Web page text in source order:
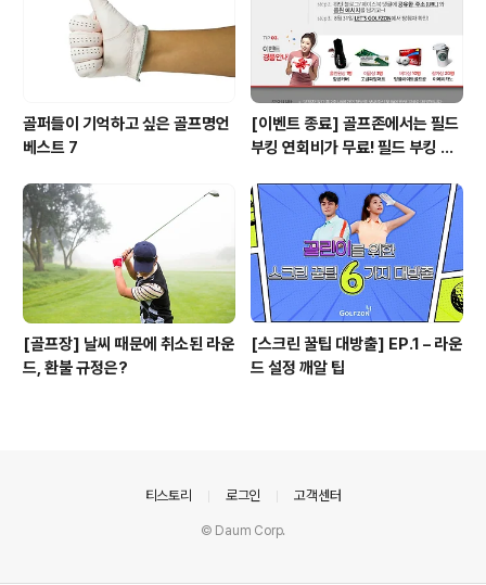
골퍼들이 기억하고 싶은 골프명언
베스트 7
[이벤트 종료] 골프존에서는 필드
부킹 연회비가 무료! 필드 부킹 노
[골프장] 날씨 때문에 취소된 라운
드, 환불 규정은?
[스크린 꿀팁 대방출] EP.1 – 라운
드 설정 깨알 팁
티스토리 로그인 고객센터
© Daum Corp.